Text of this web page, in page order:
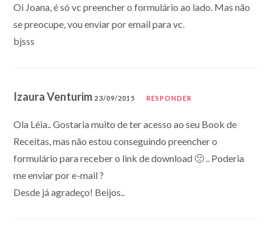
Oi Joana, é só vc preencher o formulário ao lado. Mas não
se preocupe, vou enviar por email para vc.
bjsss
Izaura Venturim 23/09/2015 RESPONDER
Ola Léia.. Gostaria muito de ter acesso ao seu Book de
Receitas, mas não estou conseguindo preencher o
formulário para receber o link de download 🙁 .. Poderia
me enviar por e-mail ?
Desde já agradeço! Beijos..